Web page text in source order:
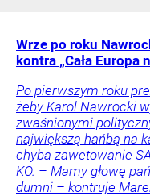
Wrze po roku
kontra „Cała Europa
Po pierwszym roku
żeby Karol Nawrocki
zwaśnionymi
największą hańbą na
chyba zawetowanie
KO. – Mamy głowę
dumni – kontruje